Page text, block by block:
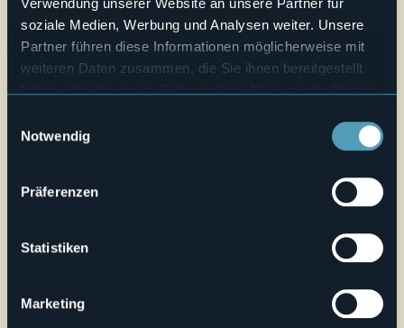
Verwendung unserer Website an unsere Partner für
soziale Medien, Werbung und Analysen weiter. Unsere
Partner führen diese Informationen möglicherweise mit
weiteren Daten zusammen, die Sie ihnen bereitgestellt
Notwendig
Präferenzen
Statistiken
Marketing
Webseite
Live
30,2°
Öffnen Sie die Karte